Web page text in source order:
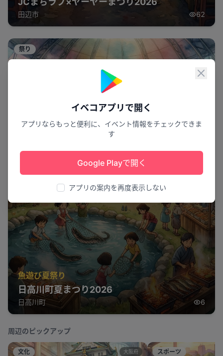
閉じ
イベコアプリで開く
アプリならもっと便利に、イベント情報をチェックできま
す
Google Playで開く
アプリの案内を再度表示しない
田辺市 62
祭り
魚遊び夏祭り
日高川町夏まつり2026
日高川町 6
周辺のピックアップ
文化 大阪府 スポーツ